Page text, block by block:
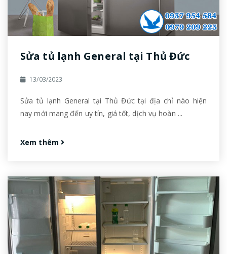
Sửa tủ lạnh General tại Thủ Đức
13/03/2023
Sửa tủ lạnh General tại Thủ Đức tại địa chỉ nào hiện
nay mới mang đến uy tín, giá tốt, dịch vụ hoàn ...
Xem thêm